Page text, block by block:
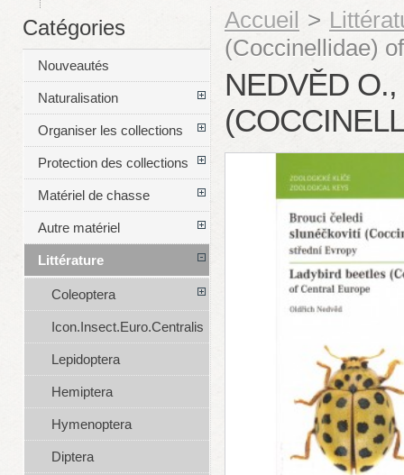
Accueil >
(Coccinellidae)
NEDVĚD
Catégories
Nouveautés
Naturalisation
Organiser les collections
Protection des collections
Matériel de chasse
Autre matériel
Littérature
Coleoptera
Icon.Insect.Euro.Centralis
Lepidoptera
Hemiptera
Hymenoptera
Diptera